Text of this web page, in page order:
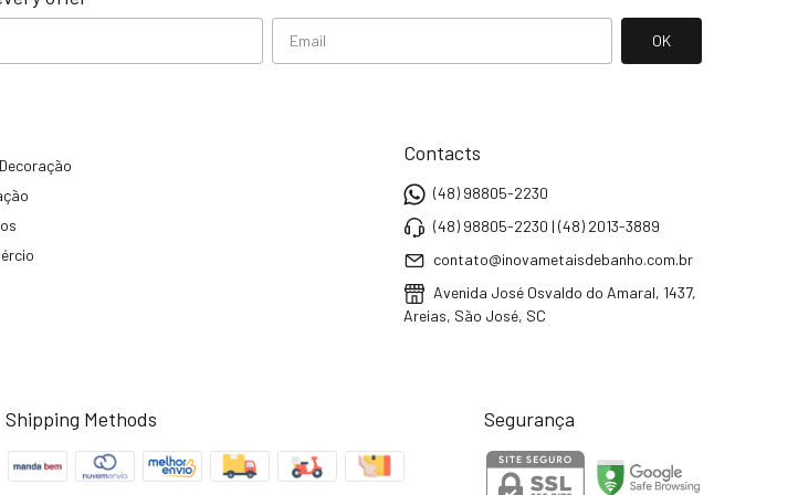
Contacts
(48) 98805-2230
(48) 98805-2230 | (48) 2013-3889
contato@inovametaisdebanho.com.br
Avenida José Osvaldo do Amaral, 1437,
Areias, São José, SC
Shipping Methods Segurança